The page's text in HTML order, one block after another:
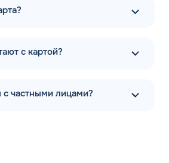
цилиндро-поршневой
на октановое число
бензинами АИ-92 и
с картой?
с частными лицами?